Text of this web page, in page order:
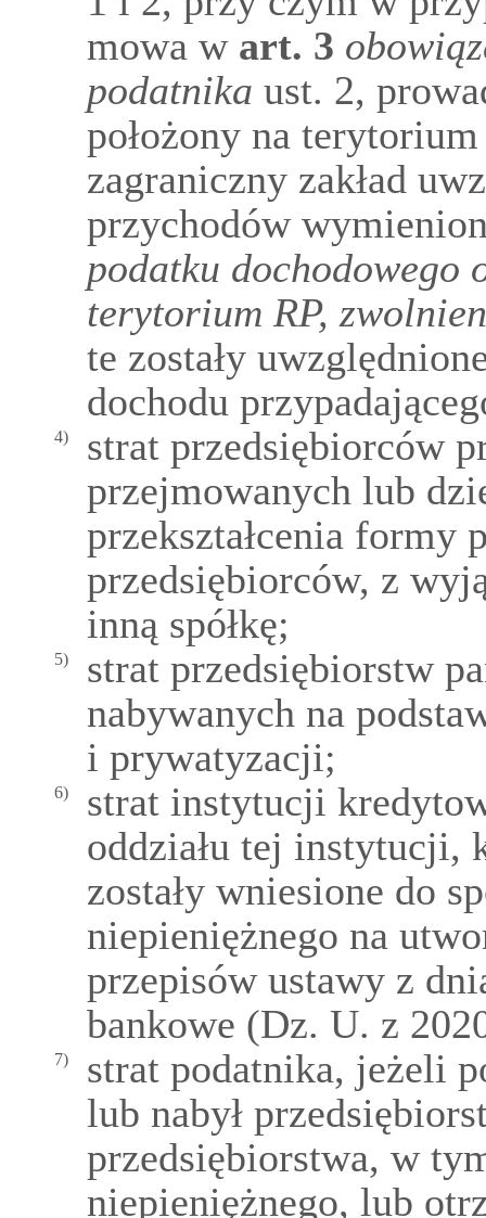
mowa wart. 3
podatnika ust. 2,
położony na
zagraniczny zakład
przychodów
podatku dochodowego
terytorium RP,
te zostały
dochodu
4)
strat przedsiębiorców
przejmowanych lub
przekształcenia formy
przedsiębiorców, z
inną spółkę;
5)
strat przedsiębiorstw
nabywanych na
i prywatyzacji;
6)
strat instytucji
oddziału tej instytucji,
zostały wniesione do
niepieniężnego na
przepisów ustawy z
bankowe (Dz. U. z
7)
strat podatnika, jeżeli
lub nabył
przedsiębiorstwa, w
niepieniężnego, lub